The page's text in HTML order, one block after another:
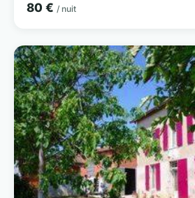
80 € / nuit